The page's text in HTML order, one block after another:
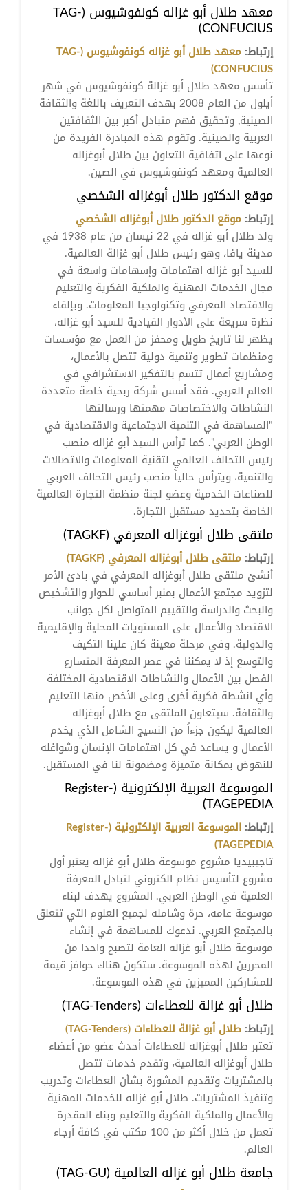
معهد طلال أبو غزاله كونفوشيوس (TAG-
CONFUCIUS)
إرتباط:
معهد طلال أبو غزاله كونفوشيوس (TAG-
CONFUCIUS)
تأسس معهد طلال أبو غزالة كونفوشيوس في شهر
أيلول من العام 2008 بهدف التعريف باللغة والثقافة
الصينية, وتحقيق فهم متبادل أكبر بين الثقافتين
العربية والصينية. وتقوم هذه المبادرة الفريدة من
نوعها على اتفاقية التعاون بين طلال أبوغزاله
العالمية ومعهد كونفوشيوس في الصين.
موقع الدكتور طلال أبوغزاله الشخصي
إرتباط: موقع الدكتور طلال أبوغزاله الشخصي
ولد طلال أبو غزاله في 22 نيسان من عام 1938 في
مدينة يافا، وهو رئيس طلال أبو غزالة العالمية.
للسيد أبو غزاله اهتمامات وإسهامات واسعة في
مجال الخدمات المهنية والملكية الفكرية والتعليم
والاقتصاد المعرفي وتكنولوجيا المعلومات. وبإلقاء
نظرة سريعة على الأدوار القيادية للسيد أبو غزاله،
يظهر لنا تاريخ طويل ومحفز من العمل مع مؤسسات
ومنظمات تطوير وتنمية دولية تتصل بالأعمال،
ومشاريع أعمال تتسم بالتفكير الاستشرافي في
العالم العربي. فقد أسس شركة ربحية خاصة متعددة
النشاطات والاختصاصات مهمتها ورسالتها
"المساهمة في التنمية الاجتماعية والاقتصادية في
الوطن العربي". كما ترأس السيد أبو غزاله منصب
رئيس التحالف العالمي لتقنية المعلومات والاتصالات
والتنمية، ويترأس حالياً منصب رئيس التحالف العربي
للصناعات الخدمية وعضو لجنة منظمة التجارة العالمية
الخاصة بتحديد مستقبل التجارة.
ملتقى طلال أبوغزاله المعرفي (TAGKF)
إرتباط: ملتقى طلال أبوغزاله المعرفي (TAGKF)
أنشئ ملتقى طلال أبوغزاله المعرفي في بادئ الأمر
لتزويد مجتمع الأعمال بمنبر أساسي للحوار والتشخيص
والبحث والدراسة والتقييم المتواصل لكل جوانب
الاقتصاد والأعمال على المستويات المحلية والإقليمية
والدولية. وفي مرحلة معينة كان علينا التكيف
والتوسع إذ لا يمكننا في عصر المعرفة المتسارع
الفصل بين الأعمال والنشاطات الاقتصادية المختلفة
وأي انشطة فكرية أخرى وعلى الأخص منها التعليم
والثقافة. سيتعاون الملتقى مع طلال أبوغزاله
العالمية ليكون جزءاً من النسيج الشامل الذي يخدم
الأعمال و يساعد في كل اهتمامات الإنسان وشواغله
للنهوض بمكانة متميزة ومضمونة لنا في المستقبل.
الموسوعة العربية الإلكترونية (Register-
TAGEPEDIA)
إرتباط:
الموسوعة العربية الإلكترونية (Register-
TAGEPEDIA)
تاجيبيديا مشروع موسوعة طلال أبو غزاله يعتبر أول
مشروع لتأسيس نظام الكتروني لتبادل المعرفة
العلمية في الوطن العربي. المشروع يهدف لبناء
موسوعة عامه، حرة وشامله لجميع العلوم التي تتعلق
بالمجتمع العربي. ندعوك للمساهمة في إنشاء
موسوعة طلال أبو غزاله العامة لتصبح واحدا من
المحررين لهذه الموسوعة. ستكون هناك حوافز قيمة
للمشاركين المميزين في هذه الموسوعة.
طلال أبو غزالة للعطاءات (TAG-Tenders)
إرتباط: طلال أبو غزالة للعطاءات (TAG-Tenders)
تعتبر طلال أبوغزاله للعطاءات أحدث عضو من أعضاء
طلال أبوغزاله العالمية، وتقدم خدمات تتصل
بالمشتريات وتقديم المشورة بشأن العطاءات وتدريب
وتنفيذ المشتريات. طلال أبو غزاله للخدمات المهنية
والأعمال والملكية الفكرية والتعليم وبناء المقدرة
تعمل من خلال أكثر من 100 مكتب في كافة أرجاء
العالم.
جامعة طلال أبو غزاله العالمية (TAG-GU)